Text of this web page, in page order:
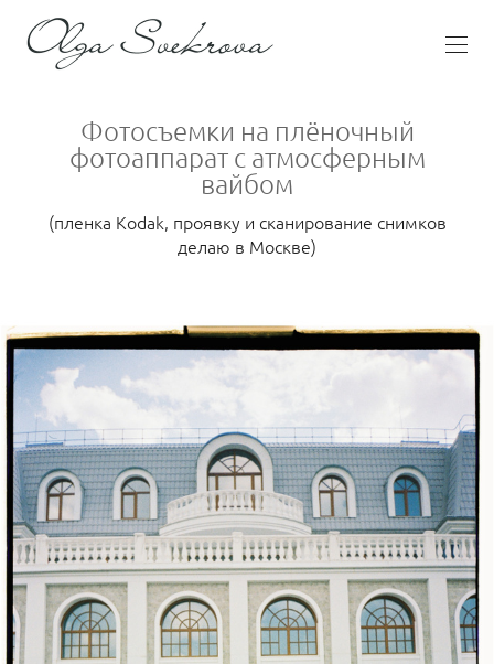
Фотосъемки на плёночный
фотоаппарат с атмосферным
вайбом
(пленка Kodak, проявку и сканирование снимков
делаю в Москве)